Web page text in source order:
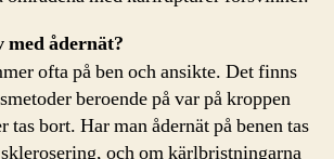
ådernät?
ofta på ben och ansikte. Det finns
beroende på var på kroppen
tas bort. Har man ådernät på benen tas
och om kärlbristningarna